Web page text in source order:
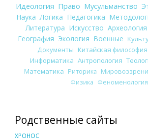
Идеология Право Мусульманство
Наука Логика Педагогика
Литература Искусство Археология
География Экология Военные
Документы Китайская философия
Информатика Антропология
Математика Риторика
Физика Феноменология
Родственные сайты
ХРОНОС